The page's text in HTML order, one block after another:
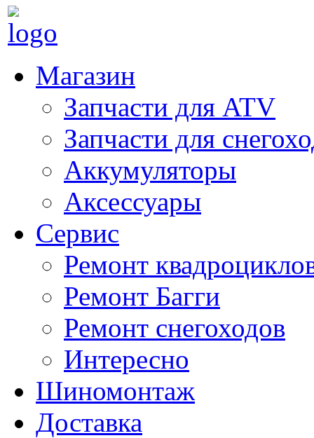
Магазин
Запчасти для ATV
Запчасти для
Аккумуляторы
Аксессуары
Сервис
Ремонт
Ремонт Багги
Ремонт снегоходов
Интересно
Шиномонтаж
Доставка